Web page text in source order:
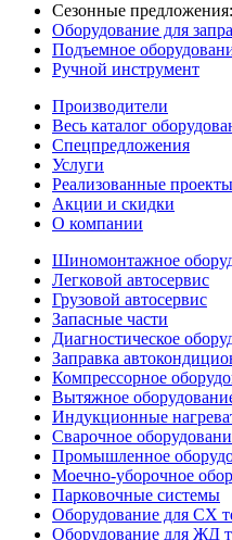
Сезонные предложения:
Оборудование для
Подъемное
Ручной инструмент
Производители
Весь каталог
Спецпредложения
Услуги
Реализованные проекты
Акции и скидки
О компании
Шиномонтажное
Легковой автосервис
Грузовой автосервис
Запасные части
Диагностическое
Заправка
Компрессорное
Вытяжное
Индукционные
Сварочное
Промышленное
Моечно-уборочное
Парковочные системы
Оборудование для СХ
Оборудование для ЖД